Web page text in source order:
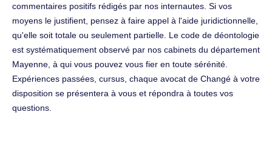
commentaires positifs rédigés par nos internautes. Si vos
moyens le justifient, pensez à faire appel à l'aide juridictionnelle,
qu'elle soit totale ou seulement partielle. Le code de déontologie
est systématiquement observé par nos cabinets du département
Mayenne, à qui vous pouvez vous fier en toute sérénité.
Expériences passées, cursus, chaque avocat de Changé à votre
disposition se présentera à vous et répondra à toutes vos
questions.